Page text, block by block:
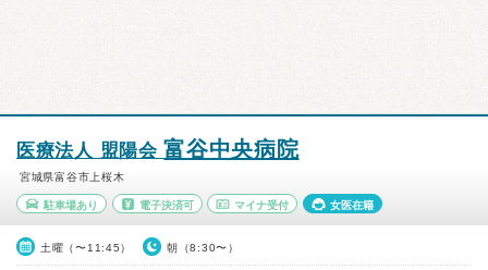
医療法人 盟陽会富谷中央病院
宮城県富谷市上桜木
駐車場あり 電子決済可 マイナ受付 女医在籍
土曜（〜11:45） 朝（8:30〜）